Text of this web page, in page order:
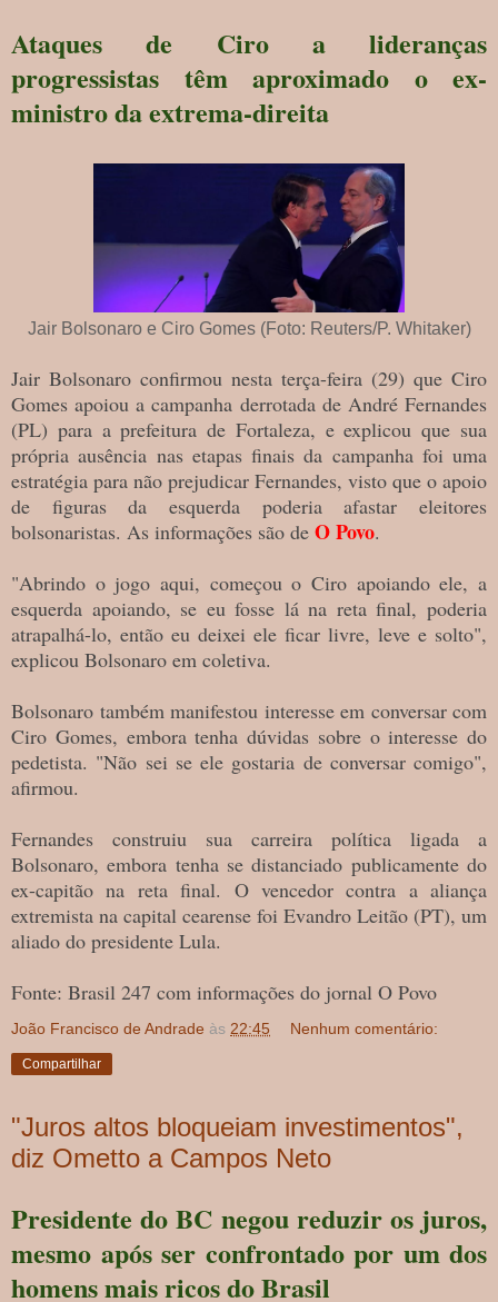
Ataques de Ciro a lideranças
progressistas têm aproximado o ex-
ministro da extrema-direita
Jair Bolsonaro e Ciro Gomes (Foto: Reuters/P. Whitaker)
Jair Bolsonaro confirmou nesta terça-feira (29) que Ciro
Gomes apoiou a campanha derrotada de André Fernandes
(PL) para a prefeitura de Fortaleza, e explicou que sua
própria ausência nas etapas finais da campanha foi uma
estratégia para não prejudicar Fernandes, visto que o apoio
de figuras da esquerda poderia afastar eleitores
bolsonaristas. As informações são de OPovo.
"Abrindo o jogo aqui, começou o Ciro apoiando ele, a
esquerda apoiando, se eu fosse lá na reta final, poderia
atrapalhá-lo, então eu deixei ele ficar livre, leve e solto",
explicou Bolsonaro em coletiva.
Bolsonaro também manifestou interesse em conversar com
Ciro Gomes, embora tenha dúvidas sobre o interesse do
pedetista. "Não sei se ele gostaria de conversar comigo",
afirmou.
Fernandes construiu sua carreira política ligada a
Bolsonaro, embora tenha se distanciado publicamente do
ex-capitão na reta final. O vencedor contra a aliança
extremista na capital cearense foi Evandro Leitão (PT), um
aliado do presidente Lula.
Fonte: Brasil 247 com informações do jornal O Povo
João Francisco de Andrade às 22:45 Nenhum comentário:
Compartilhar
"Juros altos bloqueiam investimentos",
diz Ometto a Campos Neto
Presidente do BC negou reduzir os juros,
mesmo após ser confrontado por um dos
homens mais ricos do Brasil